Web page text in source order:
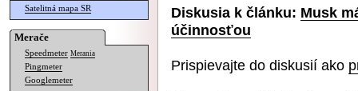
Satelitná mapa SR
Merače
Speedmeter Merania
Pingmeter
Googlemeter
Diskusia k článku: Musk
účinnosťou
Prispievajte do diskusií ako